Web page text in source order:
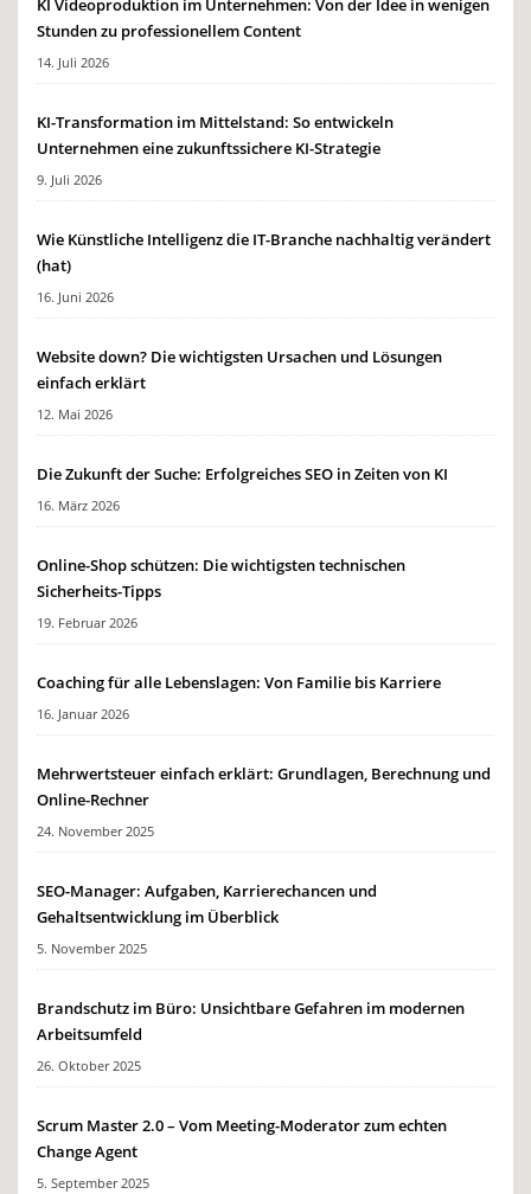
KI Videoproduktion im Unternehmen: Von der Idee in wenigen
Stunden zu professionellem Content
14. Juli 2026
KI-Transformation im Mittelstand: So entwickeln
Unternehmen eine zukunftssichere KI-Strategie
9. Juli 2026
Wie Künstliche Intelligenz die IT-Branche nachhaltig verändert
(hat)
16. Juni 2026
Website down? Die wichtigsten Ursachen und Lösungen
einfach erklärt
12. Mai 2026
Die Zukunft der Suche: Erfolgreiches SEO in Zeiten von KI
16. März 2026
Online-Shop schützen: Die wichtigsten technischen
Sicherheits-Tipps
19. Februar 2026
Coaching für alle Lebenslagen: Von Familie bis Karriere
16. Januar 2026
Mehrwertsteuer einfach erklärt: Grundlagen, Berechnung und
Online-Rechner
24. November 2025
SEO-Manager: Aufgaben, Karrierechancen und
Gehaltsentwicklung im Überblick
5. November 2025
Brandschutz im Büro: Unsichtbare Gefahren im modernen
Arbeitsumfeld
26. Oktober 2025
Scrum Master 2.0 – Vom Meeting-Moderator zum echten
Change Agent
5. September 2025